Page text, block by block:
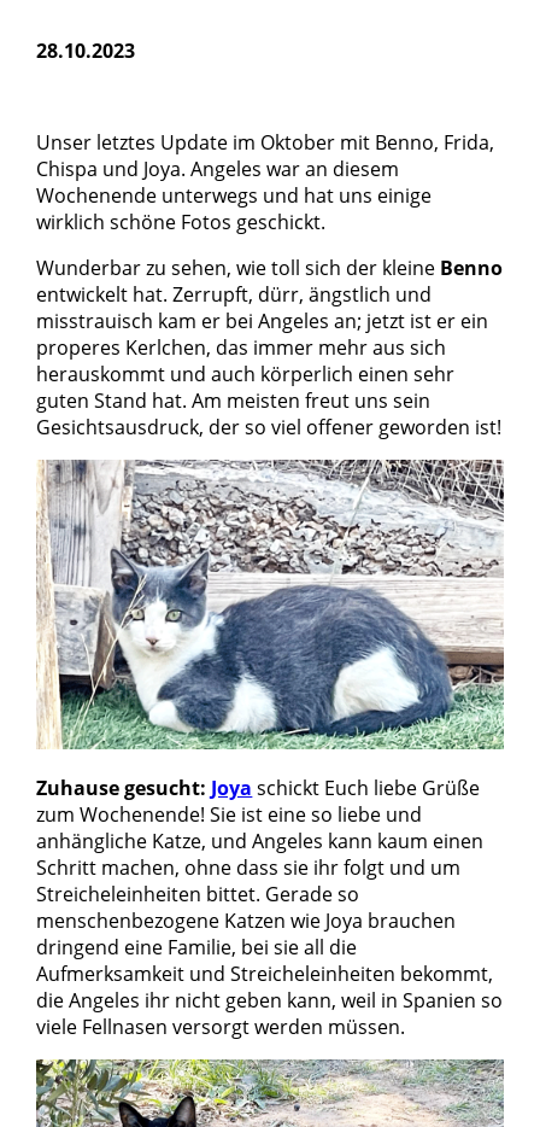
Vermittlung
Helfen
Futtergutscheine
Spenden
Partnerprogramme
Patenschaft
Pflegestellen
Danke
Pate
werden
Pate
gesucht
Kastrationen
Pate
gefunden
Happy
End
ab
2019
2018
2017
Verein
Unsere
Ziele
Team
Vereinssatzung
Kontakt
28.10.2023
Unser letztes Update im Oktober mit Benno, Frida,
Chispa und Joya. Angeles war an diesem
Wochenende unterwegs und hat uns einige
wirklich schöne Fotos geschickt.
Wunderbar zu sehen, wie toll sich der kleine Benno
entwickelt hat. Zerrupft, dürr, ängstlich und
misstrauisch kam er bei Angeles an; jetzt ist er ein
properes Kerlchen, das immer mehr aus sich
herauskommt und auch körperlich einen sehr
guten Stand hat. Am meisten freut uns sein
Gesichtsausdruck, der so viel offener geworden ist!
Zuhause gesucht:Joya schickt Euch liebe Grüße
zum Wochenende! Sie ist eine so liebe und
anhängliche Katze, und Angeles kann kaum einen
Schritt machen, ohne dass sie ihr folgt und um
Streicheleinheiten bittet. Gerade so
menschenbezogene Katzen wie Joya brauchen
dringend eine Familie, bei sie all die
Aufmerksamkeit und Streicheleinheiten bekommt,
die Angeles ihr nicht geben kann, weil in Spanien so
viele Fellnasen versorgt werden müssen.